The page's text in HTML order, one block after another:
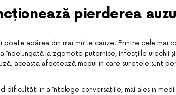
pierderea
poate apărea din mai multe cauze. Printre cele mai
îndelungată la zgomote puternice, infecțiile urechii
aceasta afectează modul în care sunetele sunt
dificultăți în a înțelege conversațiile, mai ales în